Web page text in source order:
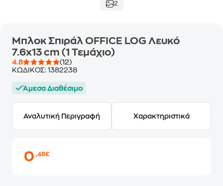
2
Μπλοκ Σπιράλ OFFICE LOG Λευκό
7.6x13 cm (1 Τεμάχιο)
4.8
(12)
ΚΩΔΙΚΟΣ: 1382238
Άμεσα Διαθέσιμο
Αναλυτική Περιγραφή Χαρακτηριστικά
0,48€